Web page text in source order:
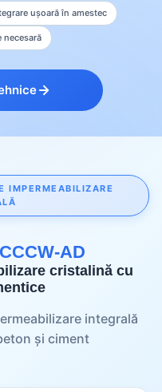
ușoară în amestec
necesară
IMPERMEABILIZARE
AD
cristalină cu
integrală
și ciment